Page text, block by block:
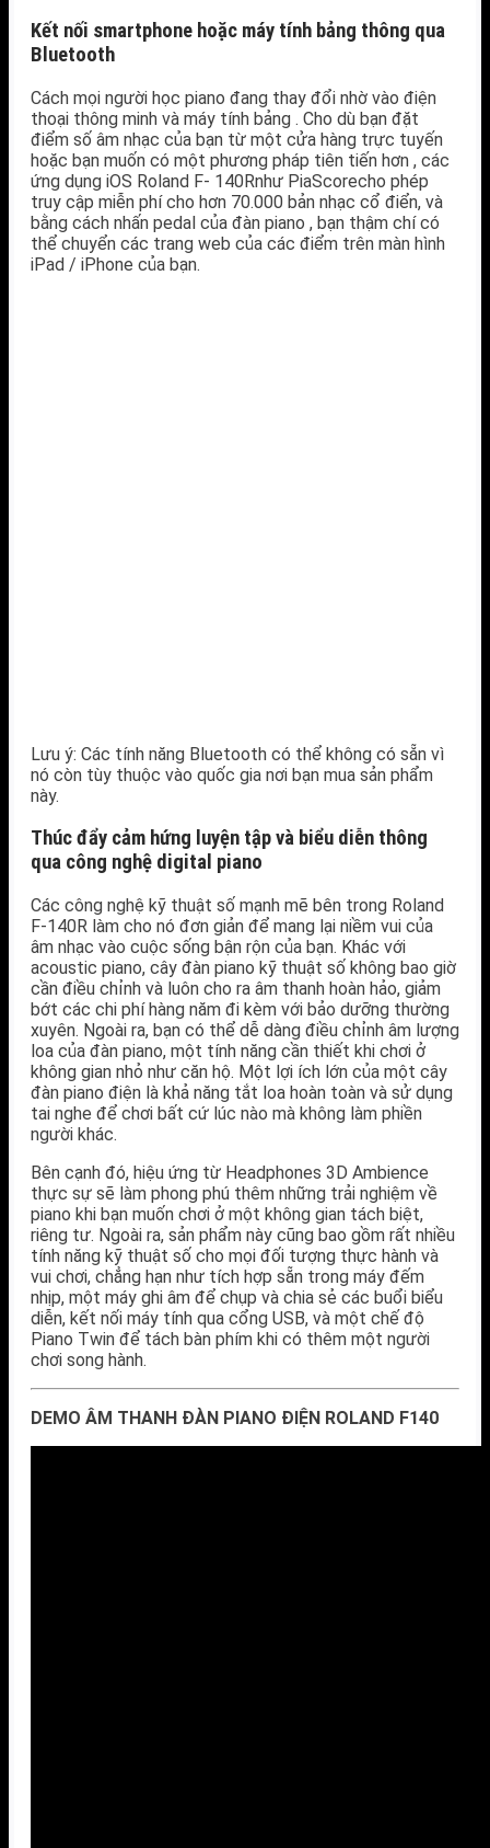
Kết nối smartphone hoặc máy tính bảng thông qua
Bluetooth
Cách mọi người học piano đang thay đổi nhờ vào điện
thoại thông minh và máy tính bảng . Cho dù bạn đặt
điểm số âm nhạc của bạn từ một cửa hàng trực tuyến
hoặc bạn muốn có một phương pháp tiên tiến hơn , các
ứng dụng iOS Roland F- 140Rnhư PiaScorecho phép
truy cập miễn phí cho hơn 70.000 bản nhạc cổ điển, và
bằng cách nhấn pedal của đàn piano , bạn thậm chí có
thể chuyển các trang web của các điểm trên màn hình
iPad / iPhone của bạn.
Lưu ý: Các tính năng Bluetooth có thể không có sẵn vì
nó còn tùy thuộc vào quốc gia nơi bạn mua sản phẩm
này.
Thúc đẩy cảm hứng luyện tập và biểu diễn thông
qua công nghệ digital piano
Các công nghệ kỹ thuật số mạnh mẽ bên trong Roland
F-140R làm cho nó đơn giản để mang lại niềm vui của
âm nhạc vào cuộc sống bận rộn của bạn. Khác với
acoustic piano, cây đàn piano kỹ thuật số không bao giờ
cần điều chỉnh và luôn cho ra âm thanh hoàn hảo, giảm
bớt các chi phí hàng năm đi kèm với bảo dưỡng thường
xuyên. Ngoài ra, bạn có thể dễ dàng điều chỉnh âm lượng
loa của đàn piano, một tính năng cần thiết khi chơi ở
không gian nhỏ như căn hộ. Một lợi ích lớn của một cây
đàn piano điện là khả năng tắt loa hoàn toàn và sử dụng
tai nghe để chơi bất cứ lúc nào mà không làm phiền
người khác.
Bên cạnh đó, hiệu ứng từ Headphones 3D Ambience
thực sự sẽ làm phong phú thêm những trải nghiệm về
piano khi bạn muốn chơi ở một không gian tách biệt,
riêng tư. Ngoài ra, sản phẩm này cũng bao gồm rất nhiều
tính năng kỹ thuật số cho mọi đối tượng thực hành và
vui chơi, chẳng hạn như tích hợp sẵn trong máy đếm
nhịp, một máy ghi âm để chụp và chia sẻ các buổi biểu
diễn, kết nối máy tính qua cổng USB, và một chế độ
Piano Twin để tách bàn phím khi có thêm một người
chơi song hành.
DEMO ÂM THANH ĐÀN PIANO ĐIỆN ROLAND F140